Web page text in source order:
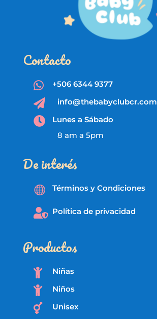
Contacto
 +506 6344 9377
 info@thebabyclubcr.com

Lunes a Sábado
8 am a 5pm
De interés
 Términos y Condiciones
 Política de privacidad
Productos
 Niñas
 Niños
 Unisex